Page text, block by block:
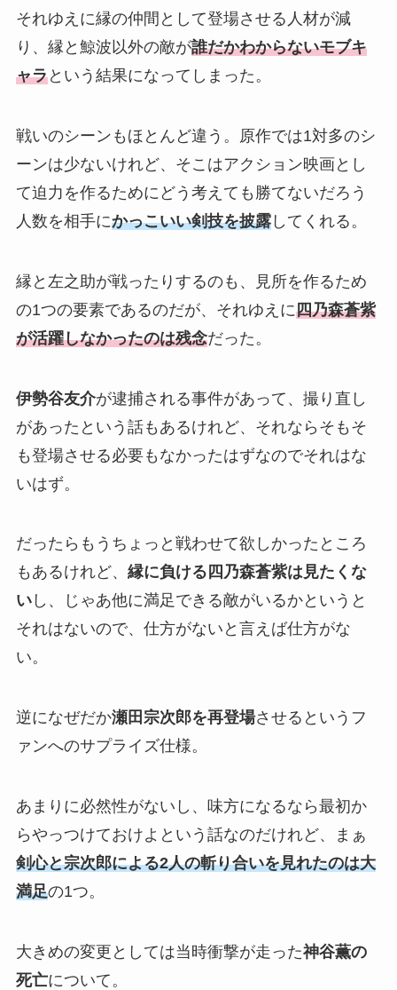
それゆえに縁の仲間として登場させる人材が減
り、縁と鯨波以外の敵が誰だかわからないモブキ
ャラという結果になってしまった。
戦いのシーンもほとんど違う。原作では1対多のシ
ーンは少ないけれど、そこはアクション映画とし
て迫力を作るためにどう考えても勝てないだろう
人数を相手にかっこいい剣技を披露してくれる。
縁と左之助が戦ったりするのも、見所を作るため
の1つの要素であるのだが、それゆえに四乃森蒼紫
が活躍しなかったのは残念だった。
伊勢谷友介が逮捕される事件があって、撮り直し
があったという話もあるけれど、それならそもそ
も登場させる必要もなかったはずなのでそれはな
いはず。
だったらもうちょっと戦わせて欲しかったところ
もあるけれど、 縁に負ける四乃森蒼紫は見たくな
いし、じゃあ他に満足できる敵がいるかというと
それはないので、仕方がないと言えば仕方がな
い。
逆になぜだか瀬田宗次郎を再登場させるというフ
ァンへのサプライズ仕様。
あまりに必然性がないし、味方になるなら最初か
らやっつけておけよという話なのだけれど、まぁ
剣心と宗次郎による2人の斬り合いを見れたのは大
満足の1つ。
大きめの変更としては当時衝撃が走った神谷薫の
死亡について。